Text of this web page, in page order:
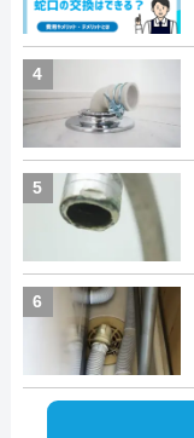
4
5
6